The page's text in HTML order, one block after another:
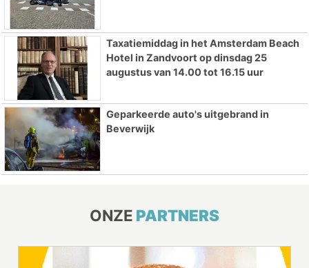
Taxatiemiddag in het Amsterdam Beach
Hotel in Zandvoort op dinsdag 25
augustus van 14.00 tot 16.15 uur
Geparkeerde auto's uitgebrand in
Beverwijk
ONZE PARTNERS